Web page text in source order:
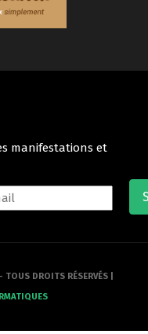
manifestations et
DROITS RÉSERVÉS |